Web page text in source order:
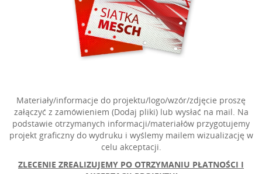
Materiały/informacje do projektu/logo/wzór/zdjęcie proszę
załączyć z zamówieniem (Dodaj pliki) lub wysłać na mail. Na
podstawie otrzymanych informacji/materiałów przygotujemy
projekt graficzny do wydruku i wyślemy mailem wizualizację w
celu akceptacji.
ZLECENIE ZREALIZUJEMY PO OTRZYMANIU PŁATNOŚCI I